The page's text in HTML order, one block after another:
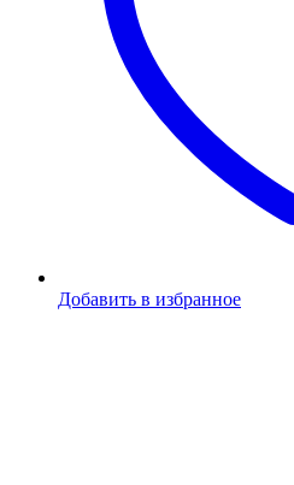
Добавить в избранное